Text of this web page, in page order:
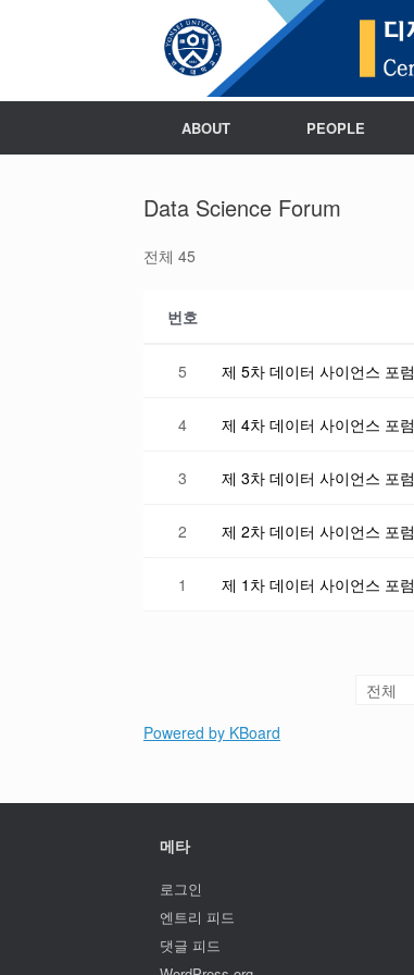
ABOUT PEOPLE
Data Science Forum
전체 45
번호
5 제 5차 데이터 사이언스 포럼
4 제 4차 데이터 사이언스 포럼
3 제 3차 데이터 사이언스 포럼
2 제 2차 데이터 사이언스 포럼
1 제 1차 데이터 사이언스 포럼
Powered by KBoard
메타
로그인
엔트리 피드
댓글 피드